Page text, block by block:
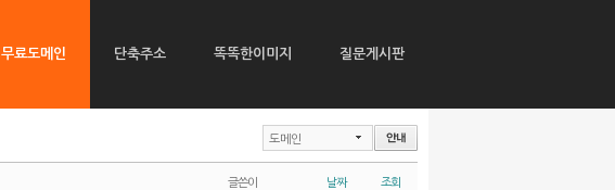
무료도메인 단축주소 똑똑한이미지 질문게시판
도메인
글쓴이 날짜 조회